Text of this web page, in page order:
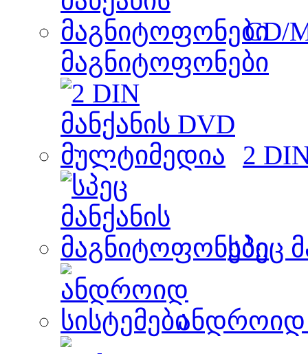
CD/
მაგნიტოფონები
2
სპეც
ანდროიდ